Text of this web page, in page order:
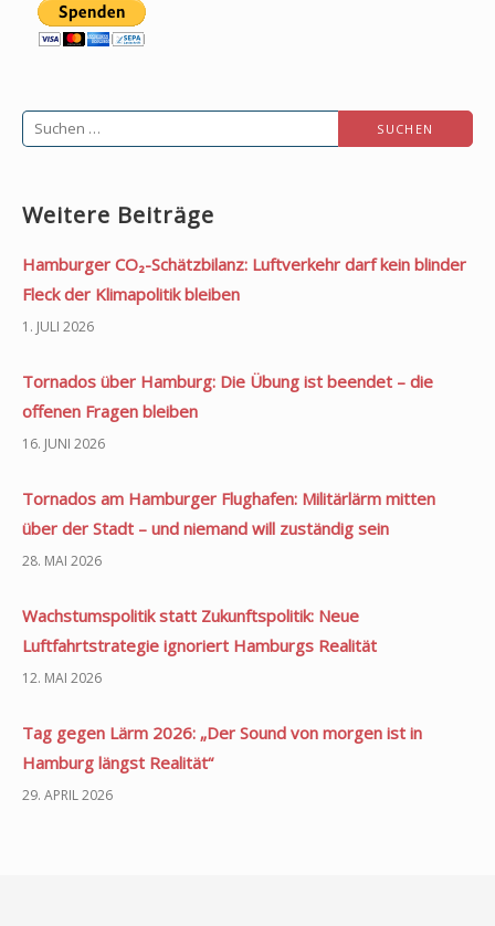
Suchen
nach:
Weitere Beiträge
Hamburger CO₂-Schätzbilanz: Luftverkehr darf kein blinder
Fleck der Klimapolitik bleiben
1. JULI 2026
Tornados über Hamburg: Die Übung ist beendet – die
offenen Fragen bleiben
16. JUNI 2026
Tornados am Hamburger Flughafen: Militärlärm mitten
über der Stadt – und niemand will zuständig sein
28. MAI 2026
Wachstumspolitik statt Zukunftspolitik: Neue
Luftfahrtstrategie ignoriert Hamburgs Realität
12. MAI 2026
Tag gegen Lärm 2026: „Der Sound von morgen ist in
Hamburg längst Realität“
29. APRIL 2026